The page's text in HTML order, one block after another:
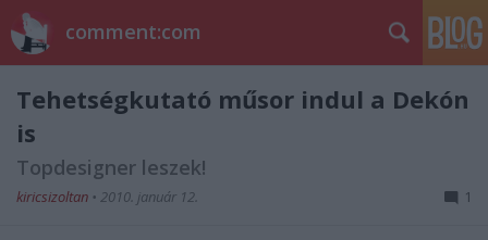
comment:com
Tehetségkutató műsor indul a Dekón
is
Topdesigner leszek!
kiricsizoltan • 2010. január 12. 1